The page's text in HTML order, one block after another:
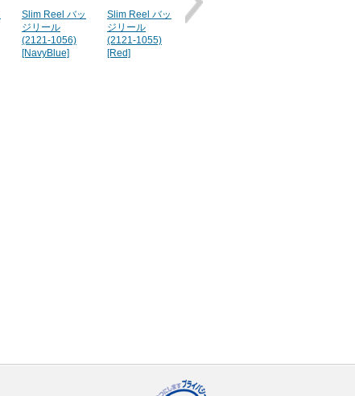
Slim Reel バッ
ジリール
(2121-1056)
[NavyBlue]
Slim Reel バッ
ジリール
(2121-1055)
[Red]
Slim Reel バッ